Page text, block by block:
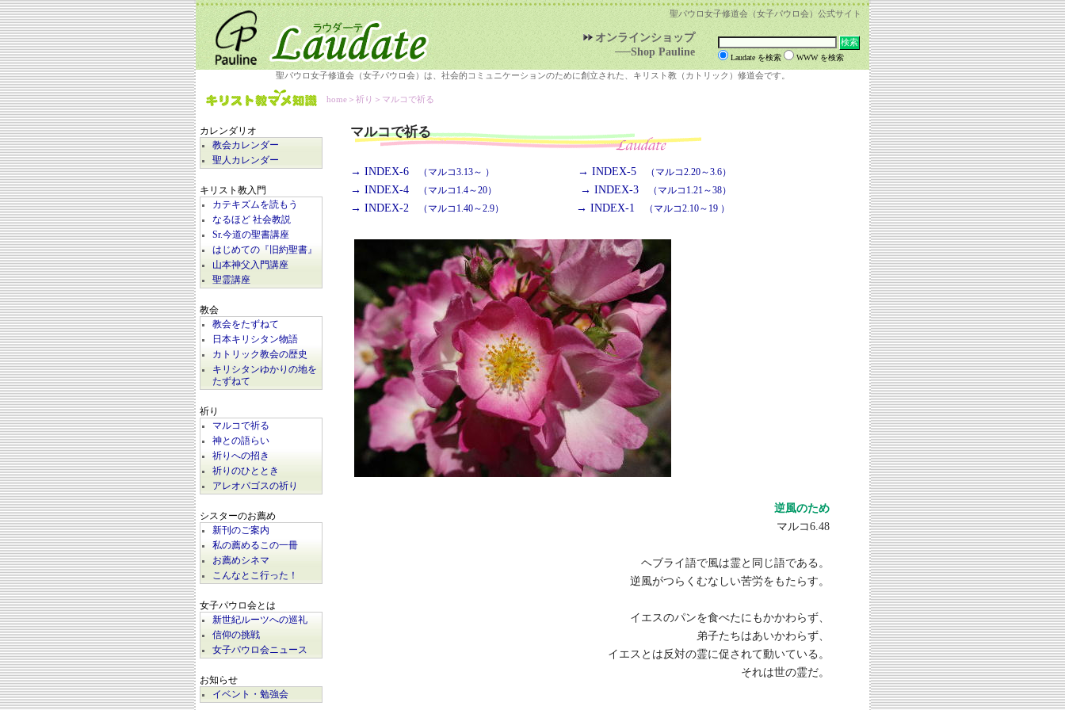
聖パウロ女子修道会（女子パウロ会）公式サイト
オンラインショップ
──Shop Pauline
Laudate を検索 WWW を検索
聖パウロ女子修道会（女子パウロ会）は、社会的コミュニケーションのために創立された、キリスト教（カトリック）修道会です。
カレンダリオ
教会カレンダー
聖人カレンダー
キリスト教入門
カテキズムを読もう
なるほど 社会教説
Sr.今道の聖書講座
はじめての『旧約聖書』
山本神父入門講座
聖霊講座
教会
教会をたずねて
日本キリシタン物語
カトリック教会の歴史
キリシタンゆかりの地を
たずねて
祈り
マルコで祈る
神との語らい
祈りへの招き
祈りのひととき
アレオパゴスの祈り
シスターのお薦め
新刊のご案内
私の薦めるこの一冊
お薦めシネマ
こんなとこ行った！
女子パウロ会とは
新世紀ルーツへの巡礼
信仰の挑戦
女子パウロ会ニュース
お知らせ
イベント・勉強会
home ＞祈り＞ マルコで祈る
マルコで祈る
→ INDEX-6 （マルコ3.13～ ） → INDEX-5 （マルコ2.20～3.6）
→ INDEX-4 （マルコ1.4～20） → INDEX-3 （マルコ1.21～38）
→ INDEX-2 （マルコ1.40～2.9） → INDEX-1 （マルコ2.10～19 ）
逆風のため
マルコ6.48
ヘブライ語で風は霊と同じ語である。
逆風がつらくむなしい苦労をもたらす。
イエスのパンを食べたにもかかわらず、
弟子たちはあいかわらず、
イエスとは反対の霊に促されて動いている。
それは世の霊だ。